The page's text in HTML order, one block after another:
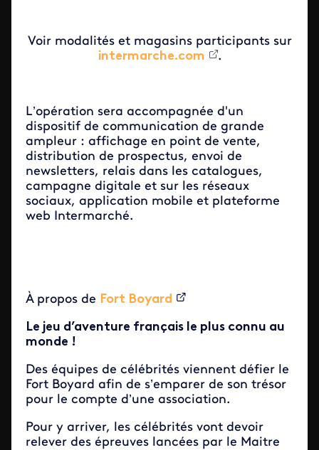
Voir modalités et magasins participants sur
intermarche.com
.
L’opération sera accompagnée d'un
dispositif de communication de grande
ampleur : affichage en point de vente,
distribution de prospectus, envoi de
newsletters, relais dans les catalogues,
campagne digitale et sur les réseaux
sociaux, application mobile et plateforme
web Intermarché.
À propos de Fort Boyard
Le jeu d’aventure français le plus connu au
monde !
Des équipes de célébrités viennent défier le
Fort Boyard afin de s’emparer de son trésor
pour le compte d’une association.
Pour y arriver, les célébrités vont devoir
relever des épreuves lancées par le Maitre